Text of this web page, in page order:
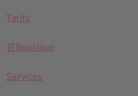
Tarifs
🛒Boutique
Services